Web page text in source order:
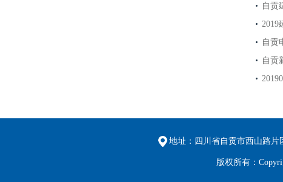
自贡
2019
自贡
自贡
地址：四川省自贡市西山路片
版权所有：